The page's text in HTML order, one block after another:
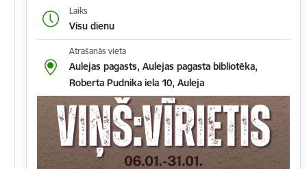
Laiks
Visu dienu
Atrašanās vieta
Aulejas pagasts, Aulejas pagasta bibliotēka,
Roberta Pudnika iela 10, Auleja